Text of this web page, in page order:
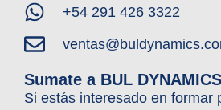
+54 291 426 3322
Sumate a BUL DYNAMICS
Si estás interesado en formar